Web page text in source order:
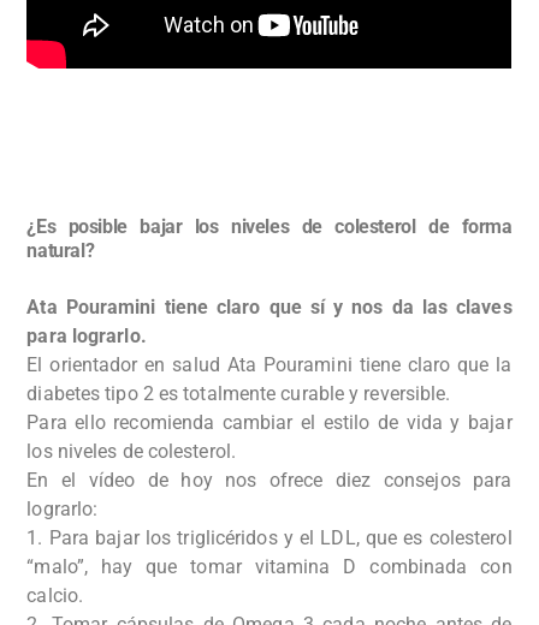
¿Es posible bajar los niveles de colesterol de forma
natural?
Ata Pouramini tiene claro que sí y nos da las claves
para lograrlo.
El orientador en salud Ata Pouramini tiene claro que la
diabetes tipo 2 es totalmente curable y reversible.
Para ello recomienda cambiar el estilo de vida y bajar
los niveles de colesterol.
En el vídeo de hoy nos ofrece diez consejos para
lograrlo:
1. Para bajar los triglicéridos y el LDL, que es colesterol
“malo”, hay que tomar vitamina D combinada con
calcio.